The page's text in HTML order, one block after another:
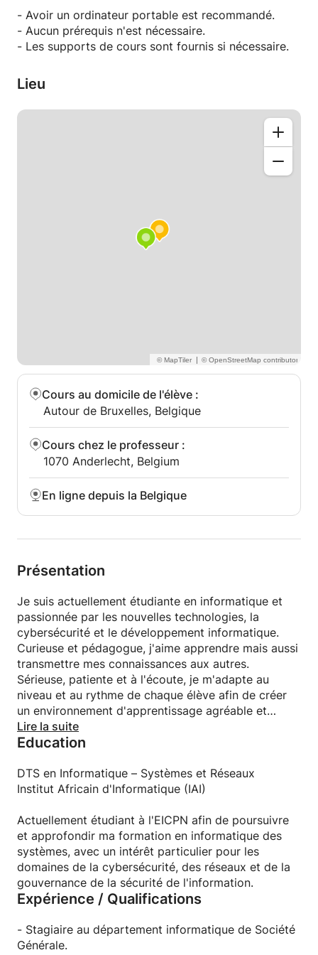
conviviale et pédagogique. Mon objectif est de vous
rendre autonome et plus à l'aise avec les outils
numériques du quotidien.
- Avoir un ordinateur portable est recommandé.
- Aucun prérequis n'est nécessaire.
- Les supports de cours sont fournis si nécessaire.
Lieu
|
Cours au domicile de l'élève :
Autour de Bruxelles, Belgique
Cours chez le professeur :
1070 Anderlecht, Belgium
En ligne depuis la Belgique
Présentation
Je suis actuellement étudiante en informatique et
passionnée par les nouvelles technologies, la
cybersécurité et le développement informatique.
Curieuse et pédagogue, j'aime apprendre mais aussi
transmettre mes connaissances aux autres.
Sérieuse, patiente et à l'écoute, je m'adapte au
niveau et au rythme de chaque élève afin de créer
un environnement d'apprentissage agréable et
efficace. Je propose des cours particuliers pour les
enfants, adolescents et adultes, aussi bien en
Mon objectif est de rendre l'informatique accessible
à tous et d'aider chaque élève à progresser en
renforcer ses compétences ou préparer un projet
personnel ou scolaire.
Lire la suite
Education
DTS en Informatique – Systèmes et Réseaux
Institut Africain d'Informatique (IAI)
Actuellement étudiant à l'EICPN afin de poursuivre
et approfondir ma formation en informatique des
systèmes, avec un intérêt particulier pour les
domaines de la cybersécurité, des réseaux et de la
gouvernance de la sécurité de l'information.
Expérience / Qualifications
- Stagiaire au département informatique de Société
Générale.